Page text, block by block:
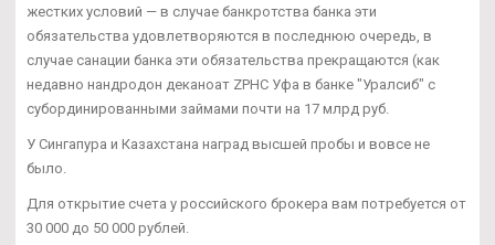
жестких условий — в случае банкротства банка эти
обязательства удовлетворяются в последнюю очередь, в
случае санации банка эти обязательства прекращаются (как
недавно нандродон деканоат ZPHC Уфа в банке "Уралсиб" с
субординированными займами почти на 17 млрд руб.
У Сингапура и Казахстана наград высшей пробы и вовсе не
было.
Для открытие счета у российского брокера вам потребуется от
30 000 до 50 000 рублей.